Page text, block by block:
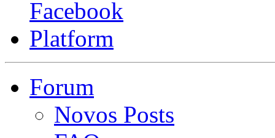
Forum
Novos Posts